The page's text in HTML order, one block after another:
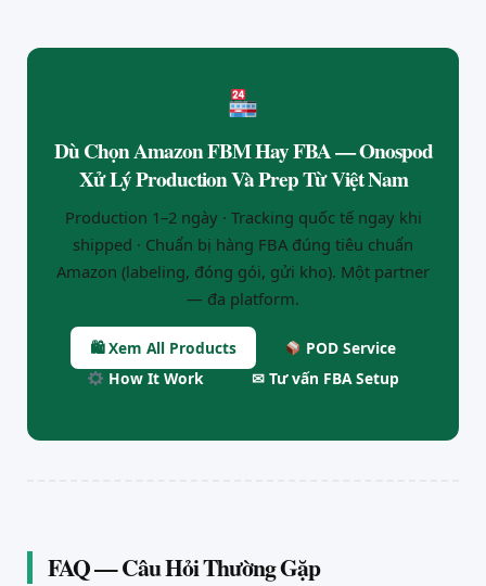
Dù Chọn Amazon FBM Hay FBA — Onospod
Xử Lý Production Và Prep Từ Việt Nam
Production 1–2 ngày · Tracking quốc tế ngay khi
shipped · Chuẩn bị hàng FBA đúng tiêu chuẩn
Amazon (labeling, đóng gói, gửi kho). Một partner
— đa platform.
🛍 Xem All Products
POD Service
How It Work
✉ Tư vấn FBA Setup
FAQ — Câu Hỏi Thường Gặp